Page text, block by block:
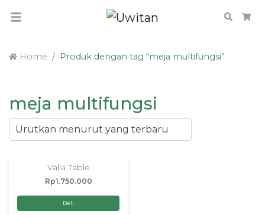
Search
Home Produk dengan tag “meja multifungsi”
meja multifungsi
Valia Table
Rp1.750.000
Beli